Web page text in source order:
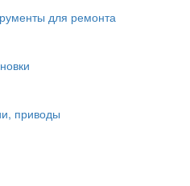
для ремонта
приводы